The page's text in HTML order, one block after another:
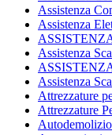
Assistenza
Assistenza
Assistenza
Assistenza
Attrezzature
Attrezzature